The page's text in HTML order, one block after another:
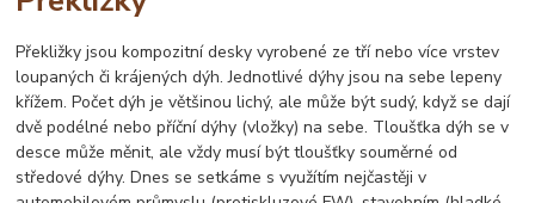
Překližky jsou kompozitní desky vyrobené ze tří nebo více vrstev
loupaných či krájených dýh. Jednotlivé dýhy jsou na sebe lepeny
křížem. Počet dýh je většinou lichý, ale může být sudý, když se dají
dvě podélné nebo příční dýhy (vložky) na sebe. Tloušťka dýh se v
desce může měnit, ale vždy musí být tloušťky souměrné od
středové dýhy. Dnes se setkáme s využítím nejčastěji v